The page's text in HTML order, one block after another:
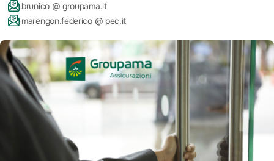
brunico @ groupama.it
marengon.federico @ pec.it